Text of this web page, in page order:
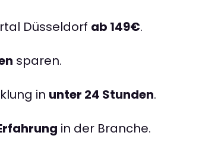
Düsseldorf ab 149€.
sparen.
in unter 24 Stunden.
in der Branche.